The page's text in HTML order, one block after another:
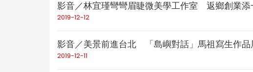
影音／林宜瑾彎彎眉睫微美學工作室 返鄉創業添
2019-12-12
影音／美景前進台北 「島嶼對話」馬祖寫生作品
2019-12-11